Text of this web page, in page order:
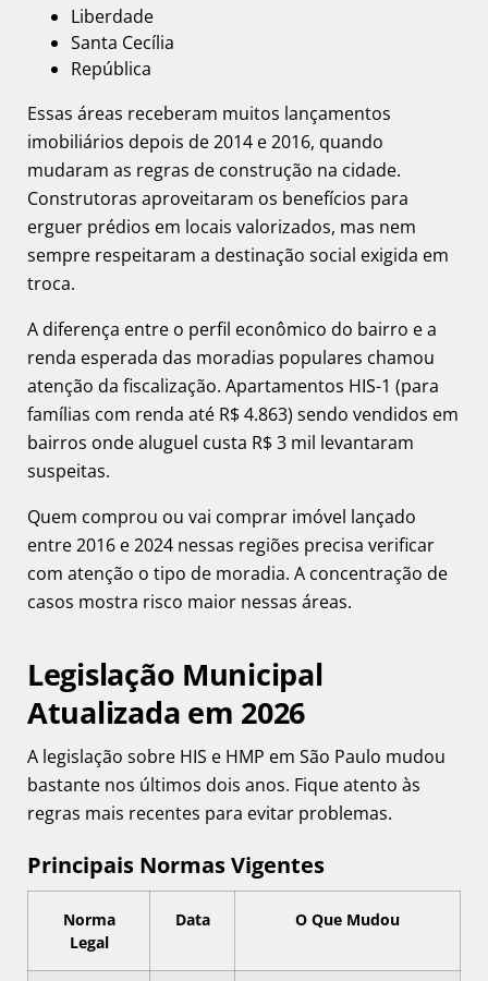
Liberdade
Santa Cecília
República
Essas áreas receberam muitos lançamentos
imobiliários depois de 2014 e 2016, quando
mudaram as regras de construção na cidade.
Construtoras aproveitaram os benefícios para
erguer prédios em locais valorizados, mas nem
sempre respeitaram a destinação social exigida em
troca.
A diferença entre o perfil econômico do bairro e a
renda esperada das moradias populares chamou
atenção da fiscalização. Apartamentos HIS-1 (para
famílias com renda até R$ 4.863) sendo vendidos em
bairros onde aluguel custa R$ 3 mil levantaram
suspeitas.
Quem comprou ou vai comprar imóvel lançado
entre 2016 e 2024 nessas regiões precisa verificar
com atenção o tipo de moradia. A concentração de
casos mostra risco maior nessas áreas.
Legislação Municipal
Atualizada em 2026
A legislação sobre HIS e HMP em São Paulo mudou
bastante nos últimos dois anos. Fique atento às
regras mais recentes para evitar problemas.
Principais Normas Vigentes
Norma
Legal
Data O Que Mudou